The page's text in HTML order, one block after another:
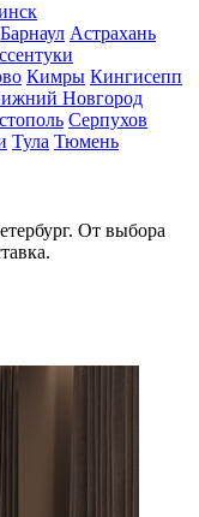
Барнаул Астрахань
Кимры Кингисепп
Новгород
Серпухов
Тула Тюмень
. От выбора